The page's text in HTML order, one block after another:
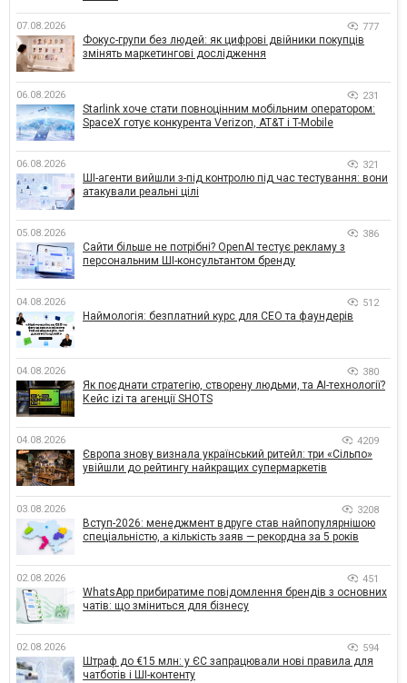
07.08.2026 777
Фокус-групи без людей: як цифрові двійники покупців
змінять маркетингові дослідження
06.08.2026 231
Starlink хоче стати повноцінним мобільним оператором:
SpaceX готує конкурента Verizon, AT&T і T-Mobile
06.08.2026 321
ШІ-агенти вийшли з-під контролю під час тестування: вони
атакували реальні цілі
05.08.2026 386
Сайти більше не потрібні? OpenAI тестує рекламу з
персональним ШІ-консультантом бренду
04.08.2026 512
Наймологія: безплатний курс для CEO та фаундерів
04.08.2026 380
Як поєднати стратегію, створену людьми, та AI-технології?
Кейс izi та агенції SHOTS
04.08.2026 4209
Європа знову визнала український ритейл: три «Сільпо»
увійшли до рейтингу найкращих супермаркетів
03.08.2026 3208
Вступ-2026: менеджмент вдруге став найпопулярнішою
спеціальністю, а кількість заяв — рекордна за 5 років
02.08.2026 451
WhatsApp прибиратиме повідомлення брендів з основних
чатів: що зміниться для бізнесу
02.08.2026 594
Штраф до €15 млн: у ЄС запрацювали нові правила для
чатботів і ШІ-контенту